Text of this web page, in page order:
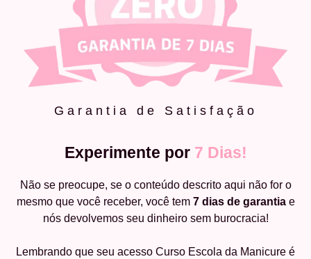
Garantia de Satisfação
Experimente por 7 Dias!
Não se preocupe, se o conteúdo descrito aqui não for o
mesmo que você receber, você tem 7 dias de garantiae
nós devolvemos seu dinheiro sem burocracia!
Lembrando que seu acesso Curso Escola da Manicure é